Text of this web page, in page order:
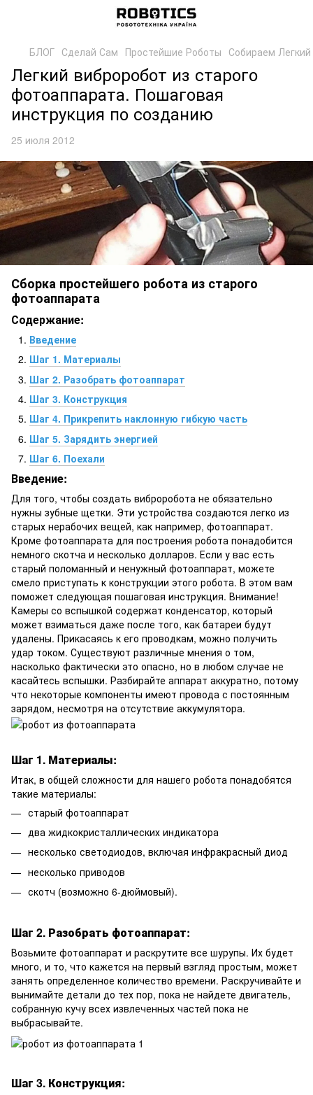
БЛОГ Сделай Сам Простейшие Роботы Собираем
​Легкий виброробот из старого
фотоаппарата. Пошаговая
инструкция по созданию
25 июля 2012
Сборка простейшего робота из старого
фотоаппарата
Содержание:
Введение
Шаг 1. Материалы
Шаг 2. Разобрать фотоаппарат
Шаг 3. Конструкция
Шаг 4. Прикрепить наклонную гибкую часть
Шаг 5. Зарядить энергией
Шаг 6. Поехали
Введение:
Для того, чтобы создать виброробота не обязательно
нужны зубные щетки. Эти устройства создаются легко из
старых нерабочих вещей, как например, фотоаппарат.
Кроме фотоаппарата для построения робота понадобится
немного скотча и несколько долларов. Если у вас есть
старый поломанный и ненужный фотоаппарат, можете
смело приступать к конструкции этого робота. В этом вам
поможет следующая пошаговая инструкция. Внимание!
Камеры со вспышкой содержат конденсатор, который
может взиматься даже после того, как батареи будут
удалены. Прикасаясь к его проводкам, можно получить
удар током. Существуют различные мнения о том,
насколько фактически это опасно, но в любом случае не
касайтесь вспышки. Разбирайте аппарат аккуратно, потому
что некоторые компоненты имеют провода с постоянным
зарядом, несмотря на отсутствие аккумулятора.
Шаг 1. Материалы:
Итак, в общей сложности для нашего робота понадобятся
такие материалы:
старый фотоаппарат
два жидкокристаллических индикатора
несколько светодиодов, включая инфракрасный диод
несколько приводов
скотч (возможно 6-дюймовый).
Шаг 2. Разобрать фотоаппарат:
Возьмите фотоаппарат и раскрутите все шурупы. Их будет
много, и то, что кажется на первый взгляд простым, может
занять определенное количество времени. Раскручивайте и
вынимайте детали до тех пор, пока не найдете двигатель,
собранную кучу всех извлеченных частей пока не
выбрасывайте.
Шаг 3. Конструкция: